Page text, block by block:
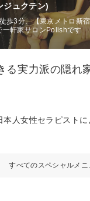
ジュクテン)
歩3分、【東京メトロ新宿
軒家サロンPolishです
る実力派の隠れ
人女性セラピストに
すべてのスペシャルメニ